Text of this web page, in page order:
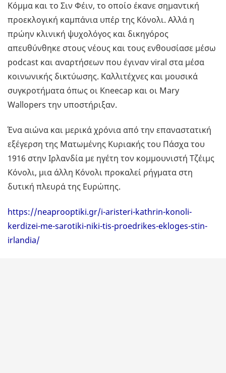
Κόμμα και το Σιν Φέιν, το οποίο έκανε σημαντική
προεκλογική καμπάνια υπέρ της Κόνολι. Αλλά η
πρώην κλινική ψυχολόγος και δικηγόρος
απευθύνθηκε στους νέους και τους ενθουσίασε μέσω
podcast και αναρτήσεων που έγιναν viral στα μέσα
κοινωνικής δικτύωσης. Καλλιτέχνες και μουσικά
συγκροτήματα όπως οι Kneecap και οι Mary
Wallopers την υποστήριξαν.
Ένα αιώνα και μερικά χρόνια από την επαναστατική
εξέγερση της Ματωμένης Κυριακής του Πάσχα του
1916 στην Ιρλανδία με ηγέτη τον κομμουνιστή Τζέιμς
Κόνολι, μια άλλη Κόνολι προκαλεί ρήγματα στη
δυτική πλευρά της Ευρώπης.
https://neaprooptiki.gr/i-aristeri-kathrin-konoli-
kerdizei-me-sarotiki-niki-tis-proedrikes-ekloges-stin-
irlandia/